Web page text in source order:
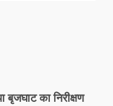
का निरीक्षण